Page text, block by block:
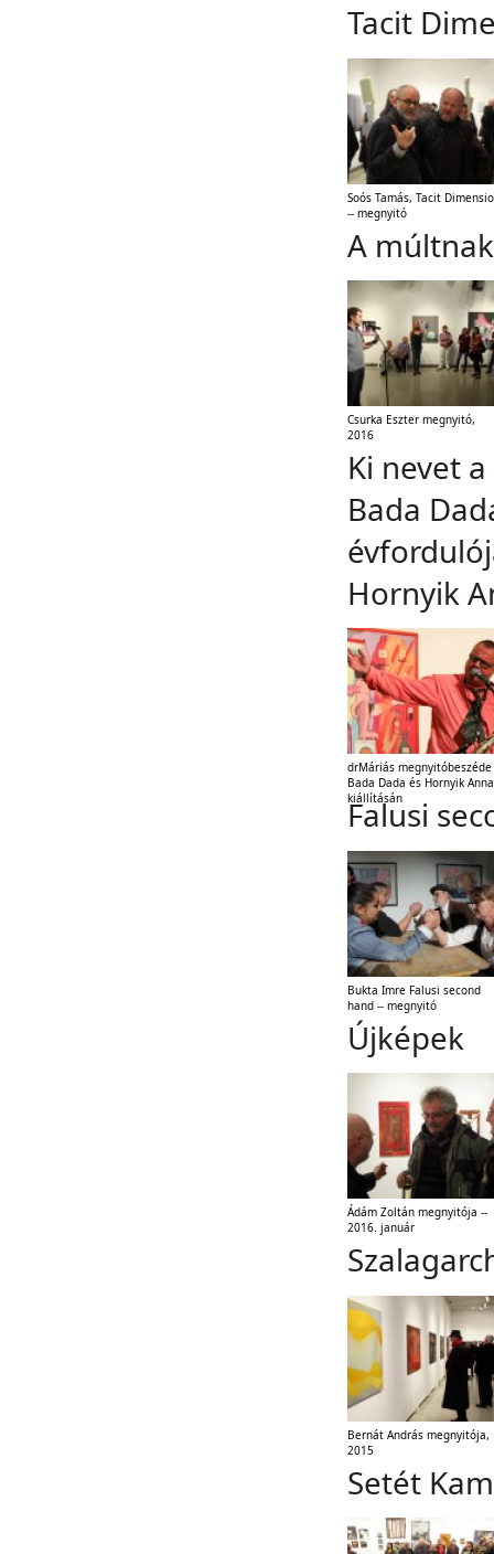
Tacit
Soós Tamás, Tacit
-- megnyitó
A
Csurka Eszter megnyitó,
2016
Ki nevet
Bada
Hornyik
drMáriás megnyitóbeszéde
Bada Dada és Hornyik Anna
kiállításán
Falusi
Bukta Imre Falusi second
hand -- megnyitó
Újképek
Ádám Zoltán megnyitója --
2016. január
Bernát András megnyitója,
2015
Setét